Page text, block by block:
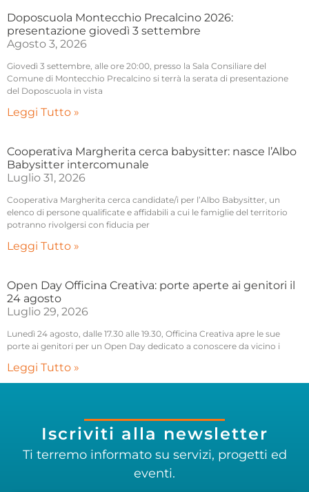
Doposcuola Montecchio Precalcino 2026:
presentazione giovedì 3 settembre
Agosto 3, 2026
Giovedì 3 settembre, alle ore 20:00, presso la Sala Consiliare del
Comune di Montecchio Precalcino si terrà la serata di presentazione
del Doposcuola in vista
Leggi Tutto »
Cooperativa Margherita cerca babysitter: nasce l’Albo
Babysitter intercomunale
Luglio 31, 2026
Cooperativa Margherita cerca candidate/i per l’Albo Babysitter, un
elenco di persone qualificate e affidabili a cui le famiglie del territorio
potranno rivolgersi con fiducia per
Leggi Tutto »
Open Day Officina Creativa: porte aperte ai genitori il
24 agosto
Luglio 29, 2026
Lunedì 24 agosto, dalle 17.30 alle 19.30, Officina Creativa apre le sue
porte ai genitori per un Open Day dedicato a conoscere da vicino i
Leggi Tutto »
Iscriviti alla newsletter
Ti terremo informato su servizi, progetti ed
eventi.